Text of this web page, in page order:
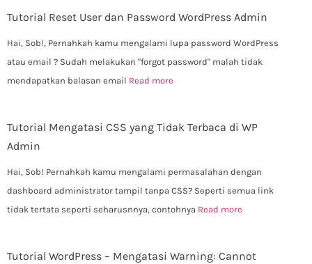
Tutorial Reset User dan Password WordPress Admin
Hai, Sob!, Pernahkah kamu mengalami lupa password WordPress
atau email ? Sudah melakukan "forgot password" malah tidak
mendapatkan balasan email Read more
Tutorial Mengatasi CSS yang Tidak Terbaca di WP
Admin
Hai, Sob! Pernahkah kamu mengalami permasalahan dengan
dashboard administrator tampil tanpa CSS? Seperti semua link
tidak tertata seperti seharusnnya, contohnya Read more
Tutorial WordPress – Mengatasi Warning: Cannot